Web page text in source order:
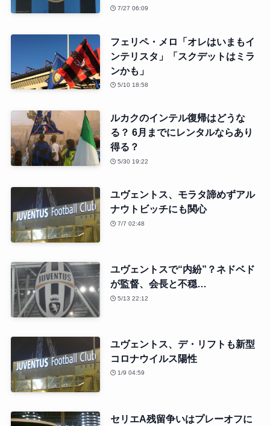
7/27 06:09
フェリペ・メロ「オレはいまもイ
ンテリスタ」「スクデットはミラ
ンかも」
5/10 18:58
ルカクのインテル復帰はどうな
る？ 6月までにレンタルならあり
得る？
5/30 19:22
ユヴェントス、モラタ諦めずアル
ナウトビッチにも関心
7/7 02:48
ユヴェントスで“内紛”？ネドベド
が監督、会長と不穏…
5/13 22:12
ユヴェントス、デ・リフトも新型
コロナウイルス陽性
1/9 04:59
セリエA残留争いはプレーオフに